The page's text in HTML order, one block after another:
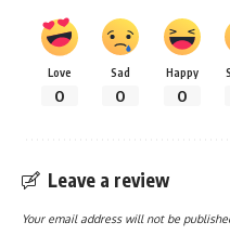
Love
0
Sad
0
Happy
0
Leave a review
Your email address will not be